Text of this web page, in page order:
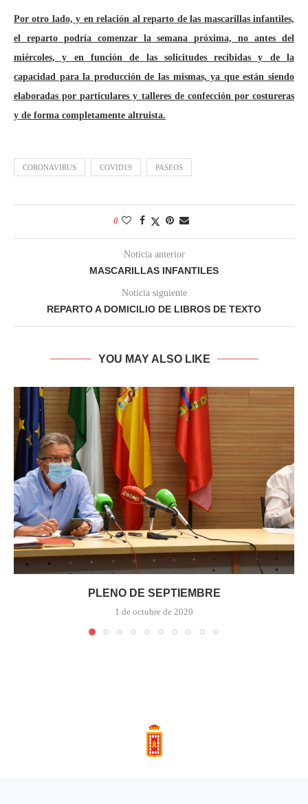
Por otro lado, y en relación al reparto de las mascarillas infantiles,
el reparto podría comenzar la semana próxima, no antes del
miércoles, y en función de las solicitudes recibidas y de la
capacidad para la producción de las mismas, ya que están siendo
elaboradas por particulares y talleres de confección por costureras
y de forma completamente altruista.
CORONAVIRUS COVID19 PASEOS
0
Noticia anterior
MASCARILLAS INFANTILES
Noticia siguiente
REPARTO A DOMICILIO DE LIBROS DE TEXTO
YOU MAY ALSO LIKE
PLENO DE SEPTIEMBRE
1 de octubre de 2020